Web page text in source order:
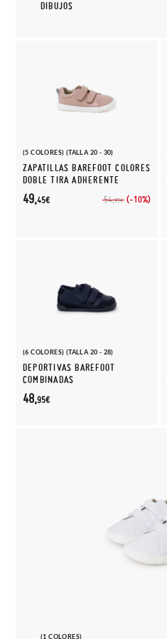
DIBUJOS
(5 COLORES) (TALLA 20 - 30)
ZAPATILLAS BAREFOOT COLORES
DOBLE TIRA ADHERENTE
54,95€ (-10%)
49,45€
(6 COLORES) (TALLA 20 - 28)
DEPORTIVAS BAREFOOT
COMBINADAS
48,95€
(1 COLORES)